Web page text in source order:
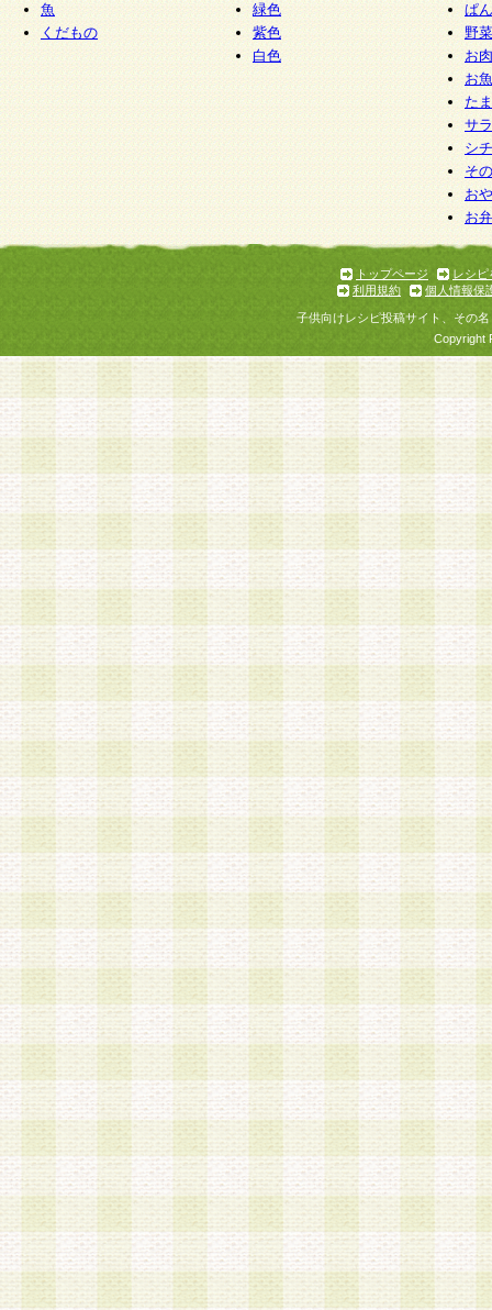
魚
くだもの
緑色
紫色
白色
ぱん
野
お
お
た
サ
シ
そ
お
お
トップページ
レシピ
利用規約
個人情報保
子供向けレシピ投稿サイト、その
Copyright